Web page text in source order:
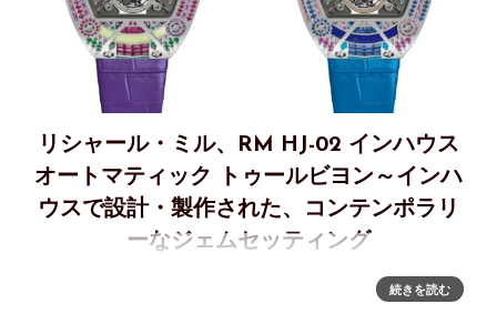
リシャール・ミル、RM HJ-02 インハウス
オートマティック トゥールビヨン～インハ
ウスで設計・製作された、コンテンポラリ
ーなジェムセッティング
リシャール・ミル、RM HJ-02 インハウス オートマティック
トゥールビヨンを発表• 4つのカラーファミリーに分かれた、
続きを読む